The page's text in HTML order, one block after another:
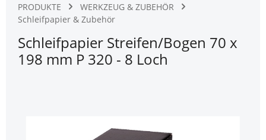
PRODUKTE
WERKZEUG & ZUBEHÖR
Schleifpapier & Zubehör
Schleifpapier Streifen/Bogen 70 x
198 mm P 320 - 8 Loch